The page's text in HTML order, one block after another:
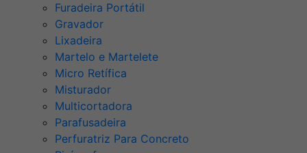
Furadeira Portátil
Gravador
Lixadeira
Martelo e Martelete
Micro Retífica
Misturador
Multicortadora
Parafusadeira
Perfuratriz Para Concreto